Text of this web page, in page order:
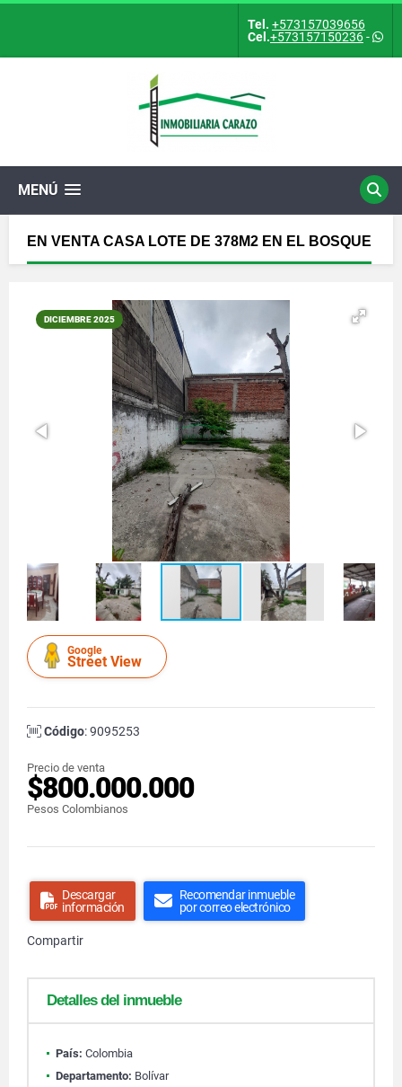
Tel. +573157039656
Cel.+573157150236-
MENÚ
EN VENTA CASA LOTE DE 378M2 EN EL BOSQUE
DICIEMBRE 2025
Google
Street View
Código: 9095253
Precio de venta
$800.000.000
Pesos Colombianos
Descargar
información
Recomendar inmueble
por correo electrónico
Compartir
Detalles del inmueble
País: Colombia
Departamento: Bolívar